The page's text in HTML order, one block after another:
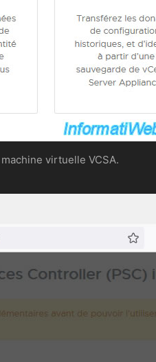
virtuelle VCSA.